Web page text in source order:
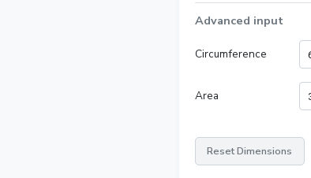
Advanced input
Circumference
Area
Reset Dimensions